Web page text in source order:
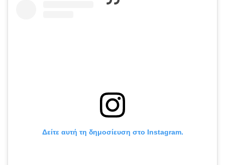
Δείτε αυτή τη δημοσίευση στο Instagram.